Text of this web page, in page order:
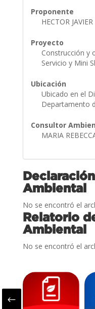
Proponente
HECTOR
Proyecto
Construcción y
Servicio y Mini
Ubicación
Ubicado en el
Departamento
Consultor
MARIA
Ambiental
No se encontró el
Relatorio
Ambiental
No se encontró el
#